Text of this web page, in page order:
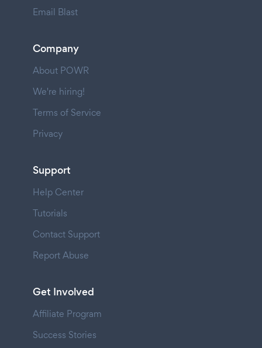
Email Blast
Company
About POWR
We're hiring!
Terms of Service
Privacy
Support
Help Center
Tutorials
Contact Support
Report Abuse
Get Involved
Affiliate Program
Success Stories